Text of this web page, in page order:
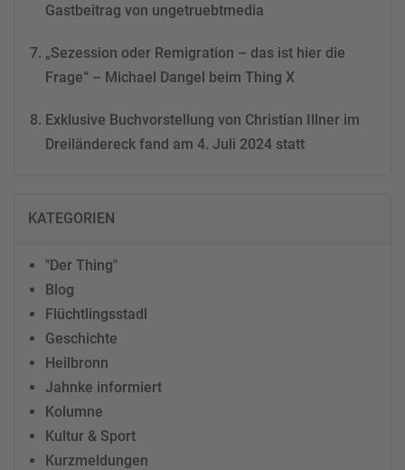
Gastbeitrag von ungetruebtmedia
„Sezession oder Remigration – das ist hier die
Frage“ – Michael Dangel beim Thing X
Exklusive Buchvorstellung von Christian Illner im
Dreiländereck fand am 4. Juli 2024 statt
KATEGORIEN
"Der Thing"
Blog
Flüchtlingsstadl
Geschichte
Heilbronn
Jahnke informiert
Kolumne
Kultur & Sport
Kurzmeldungen